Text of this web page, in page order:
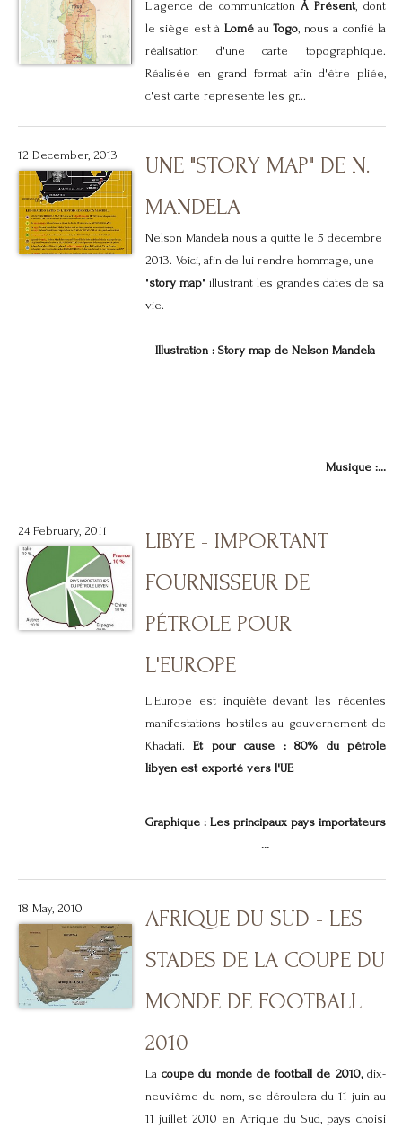
L'agence de communicationÀ Présent, dont
le siège est à LoméauTogo, nous a confié la
réalisation d'une carte topographique.
Réalisée en grand format afin d'être pliée,
c'est carte représente les gr...
12 December, 2013
UNE "STORY MAP" DE N.
MANDELA
Nelson Mandela nous a quitté le 5 décembre
2013. Voici, afin de lui rendre hommage, une
"story map" illustrant les grandes dates de sa
vie.
Illustration : Story map de Nelson Mandela
Musique :...
24 February, 2011
LIBYE - IMPORTANT
FOURNISSEUR DE
PÉTROLE POUR
L'EUROPE
L'Europe est inquiète devant les récentes
manifestations hostiles au gouvernement de
Khadafi.Et pour cause : 80% du pétrole
libyen est exporté vers l'UE
Graphique : Les principaux pays importateurs
...
18 May, 2010
AFRIQUE DU SUD - LES
STADES DE LA COUPE DU
MONDE DE FOOTBALL
2010
Lacoupe du monde de football de 2010, dix-
neuvième du nom, se déroulera du 11 juin au
11 juillet 2010 en Afrique du Sud, pays choisi